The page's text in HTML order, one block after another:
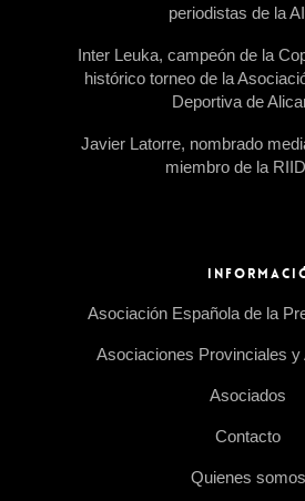
periodistas de la
Inter Leuka, campeón de la
histórico torneo de la
Deportiva de
Javier Latorre, nombrado
miembro de la
Asociación Española de la
Asociaciones Provinciales y
Asociados
Contacto
Quienes somos